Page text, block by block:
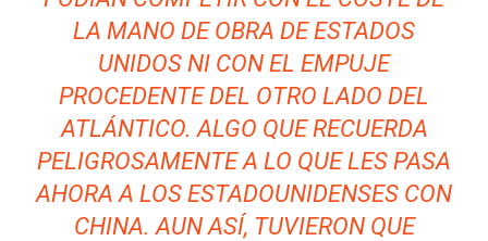
LA MANO DE OBRA DE ESTADOS
UNIDOS NI CON EL EMPUJE
PROCEDENTE DEL OTRO LADO DEL
ATLÁNTICO. ALGO QUE RECUERDA
PELIGROSAMENTE A LO QUE LES PASA
AHORA A LOS ESTADOUNIDENSES CON
CHINA. AUN ASÍ, TUVIERON QUE